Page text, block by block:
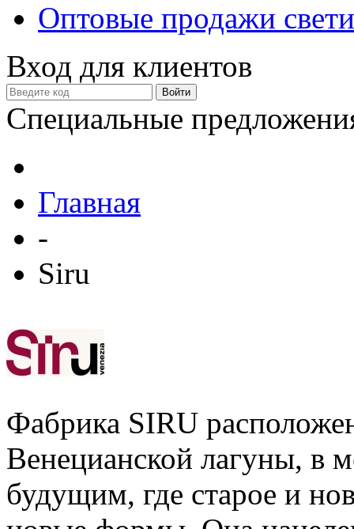
Оптовые продажи
Вход для клиентов
Специальные
Главная
-
Siru
Фабрика SIRU
Венецианской лагуны, в
будущим, где старое и